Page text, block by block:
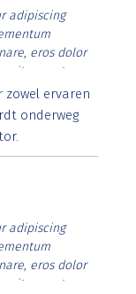
adipiscing
eros dolor
vitae erat.
lorem
posuere.
zowel ervaren
onderweg
adipiscing
eros dolor
vitae erat.